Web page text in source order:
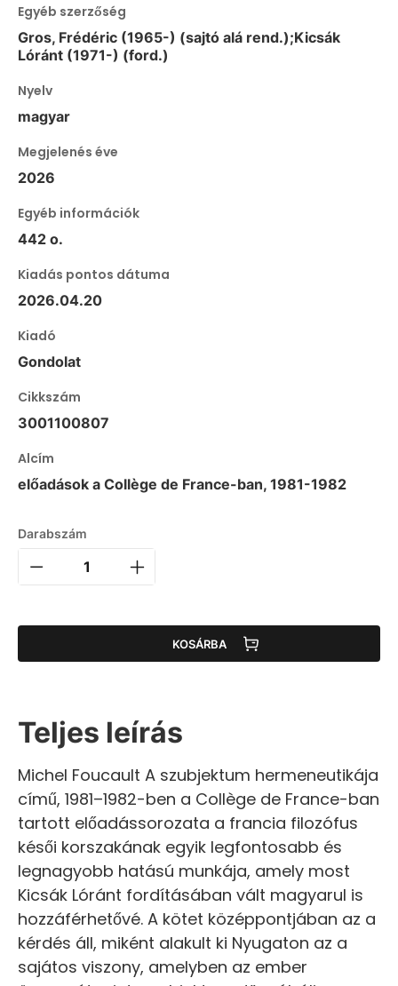
Egyéb szerzőség
Gros, Frédéric (1965-) (sajtó alá rend.);Kicsák
Lóránt (1971-) (ford.)
Nyelv
magyar
Megjelenés éve
2026
Egyéb információk
442 o.
Kiadás pontos dátuma
2026.04.20
Kiadó
Gondolat
Cikkszám
3001100807
Alcím
előadások a Collège de France-ban, 1981-1982
Darabszám
KOSÁRBA
Teljes leírás
Michel Foucault A szubjektum hermeneutikája
című, 1981–1982-ben a Collège de France-ban
tartott előadássorozata a francia filozófus
késői korszakának egyik legfontosabb és
legnagyobb hatású munkája, amely most
Kicsák Lóránt fordításában vált magyarul is
hozzáférhetővé. A kötet középpontjában az a
kérdés áll, miként alakult ki Nyugaton az a
sajátos viszony, amelyben az ember